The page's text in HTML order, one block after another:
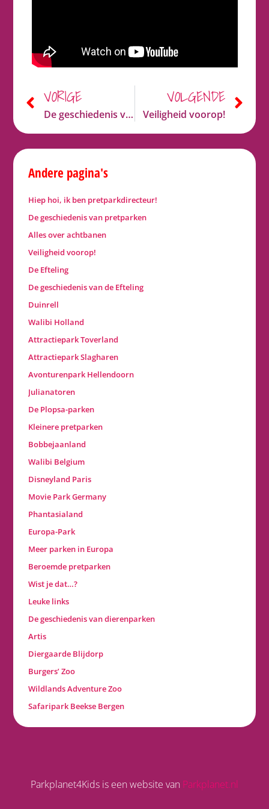
VORIGE
De geschiedenis van de Efteling
VOLGENDE
Veiligheid voorop!
Andere pagina's
Hiep hoi, ik ben pretparkdirecteur!
De geschiedenis van pretparken
Alles over achtbanen
Veiligheid voorop!
De Efteling
De geschiedenis van de Efteling
Duinrell
Walibi Holland
Attractiepark Toverland
Attractiepark Slagharen
Avonturenpark Hellendoorn
Julianatoren
De Plopsa-parken
Kleinere pretparken
Bobbejaanland
Walibi Belgium
Disneyland Paris
Movie Park Germany
Phantasialand
Europa-Park
Meer parken in Europa
Beroemde pretparken
Wist je dat…?
Leuke links
De geschiedenis van dierenparken
Artis
Diergaarde Blijdorp
Burgers’ Zoo
Wildlands Adventure Zoo
Safaripark Beekse Bergen
Parkplanet4Kids is een website van Parkplanet.nl